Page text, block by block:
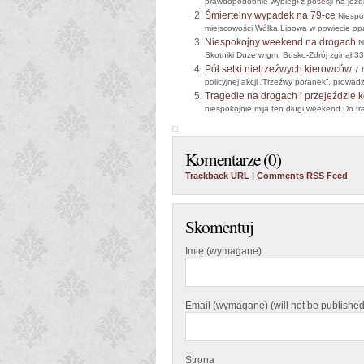
prawdopodobnie wybiegł z posesji na
Śmiertelny wypadek na 79-ce
miejscowości Wólka Lipowa w powiecie
Niespokojny weekend na drogach
Skotniki Duże w gm. Busko-Zdrój zginął
Pół setki nietrzeźwych kierowców 7
policyjnej akcji „Trzeźwy poranek”,
Tragedie na drogach i przejeździe
niespokojnie mija ten długi weekend.Do
Komentarze (0)
Trackback URL | Comments RSS Feed
Skomentuj
Imię (wymagane)
Email (wymagane) (will not be
Strona